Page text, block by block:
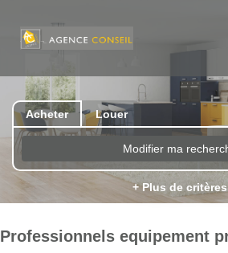
Acheter Louer
Modifier ma
+ Plus de critères
Professionnels equipement